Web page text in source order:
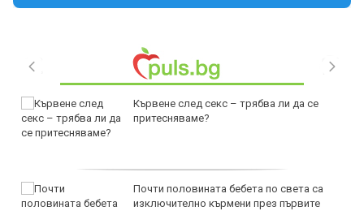
Кървене след секс – трябва ли да се
притесняваме?
Почти половината бебета по света са
изключително кърмени през първите